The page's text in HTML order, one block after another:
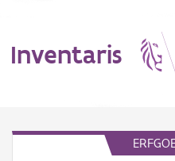
Inventaris